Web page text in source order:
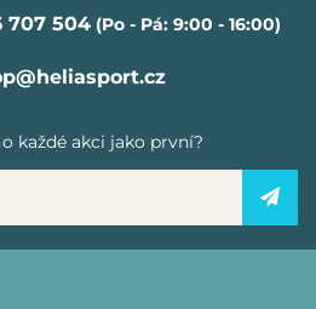
707 504 (Po - Pá: 9:00 - 16:00)
každé akci jako první?